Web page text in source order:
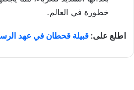
خطورة في العالم.
اطلع على: قبيلة قحطان في عهد